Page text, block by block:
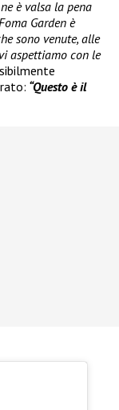
è valsa la pena
Garden è
sono venute, alle
aspettiamo con le
“Questo è il